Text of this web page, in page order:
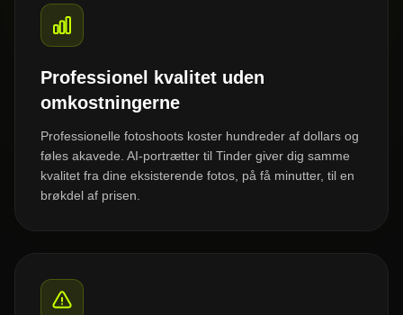
Professionel kvalitet uden
omkostningerne
Professionelle fotoshoots koster hundreder af dollars og
føles akavede. AI-portrætter til Tinder giver dig samme
kvalitet fra dine eksisterende fotos, på få minutter, til en
brøkdel af prisen.